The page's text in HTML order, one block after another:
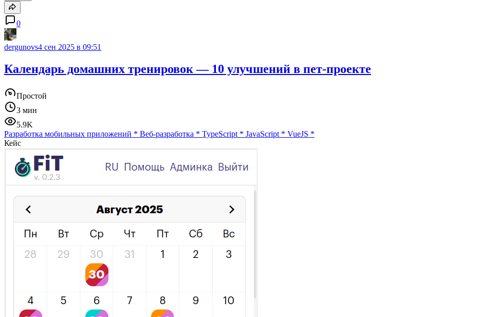
0
dergunovs4 сен 2025 в 09:51
Календарь домашних тренировок — 10 улучшений в пет-проекте
Простой
3 мин
5.9K
Разработка мобильных приложений * Веб-разработка * TypeScript * JavaScript * VueJS *
Кейс